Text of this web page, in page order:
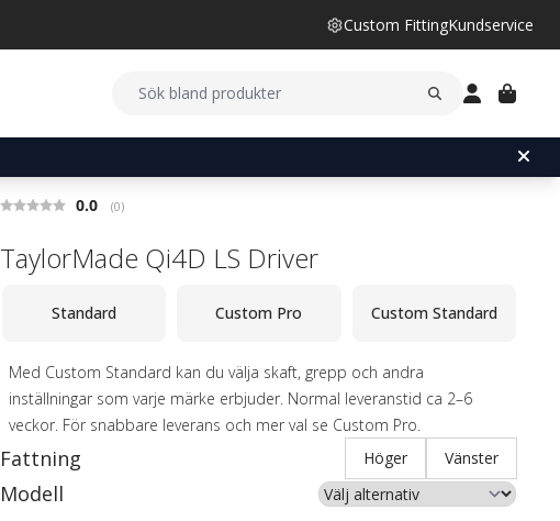
Custom FittingKundservice
Snittbetyg:
0.0 (röster:
0)
TaylorMade Qi4D LS Driver
Standard Custom Pro Custom Standard
Med Custom Standard kan du välja skaft, grepp och andra
inställningar som varje märke erbjuder. Normal leveranstid ca 2–6
veckor. För snabbare leverans och mer val se Custom Pro.
Fattning Höger Vänster
Modell